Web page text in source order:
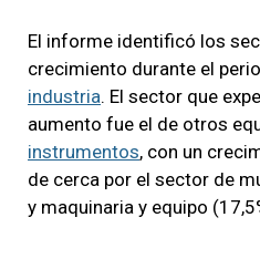
El informe identificó los
crecimiento durante el
industria. El sector que
aumento fue el de otros
instrumentos, con un
de cerca por el sector de
y maquinaria y equipo